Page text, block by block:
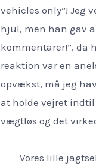
vehicles only”! Jeg
hjul, men han gav
kommentarer!”, da
reaktion var en
opvækst, må jeg
at holde vejret
vægtløs og det
Vores lille